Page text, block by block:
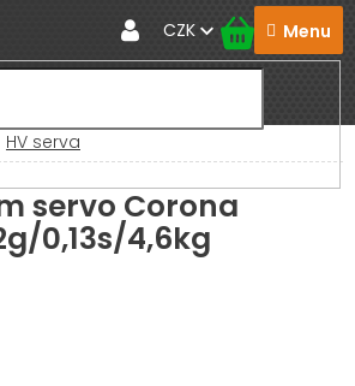
CZK
HV serva
servo Corona
0,13s/4,6kg